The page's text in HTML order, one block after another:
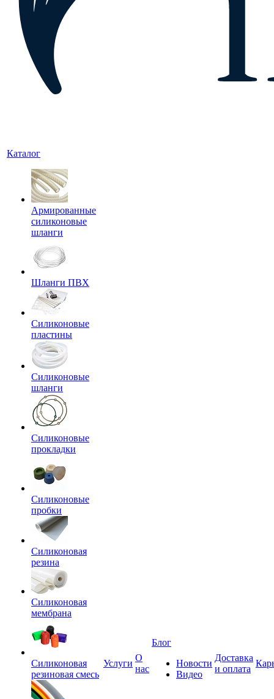
Каталог
Армированные
силиконовые
шланги
Шланги ПВХ
Силиконовые
пластины
Силиконовые
шланги
Силиконовые
прокладки
Силиконовые
пробки
Силиконовая
резина
Силиконовая
мембрана
Силиконовая
резиновая смесь
Услуги
О
нас
Блог
Новости
Видео
Доставка
и оплата